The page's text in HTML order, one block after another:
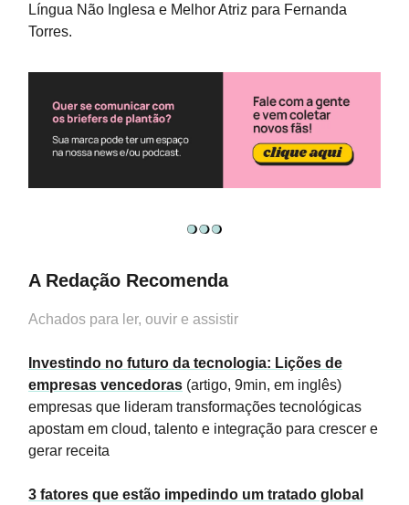
Língua Não Inglesa e Melhor Atriz para Fernanda
Torres.
A Redação Recomenda
Achados para ler, ouvir e assistir
Investindo no futuro da tecnologia: Lições de
empresas vencedoras (artigo, 9min, em inglês)
empresas que lideram transformações tecnológicas
apostam em cloud, talento e integração para crescer e
gerar receita
3 fatores que estão impedindo um tratado global